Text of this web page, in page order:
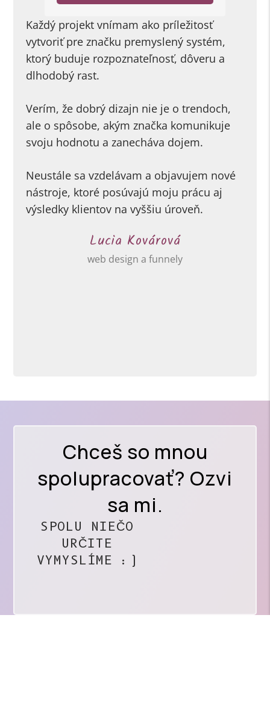
Každý projekt vnímam ako príležitosť
vytvoriť pre značku premyslený systém,
ktorý buduje rozpoznateľnosť, dôveru a
dlhodobý rast.
Verím, že dobrý dizajn nie je o trendoch,
ale o spôsobe, akým značka komunikuje
svoju hodnotu a zanecháva dojem.
Neustále sa vzdelávam a objavujem nové
nástroje, ktoré posúvajú moju prácu aj
výsledky klientov na vyššiu úroveň.
Lucia Kovárová
web design a funnely
Chceš so mnou
spolupracovať? Ozvi
sa mi.
SPOLU NIEČO
URČITE
VYMYSLÍME :)